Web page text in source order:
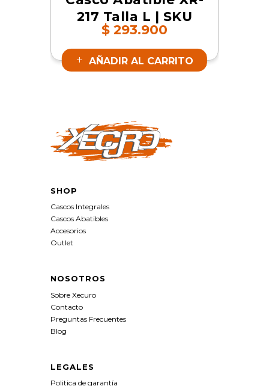
217 Talla L | SKU
17366
$ 293.900
AÑADIR AL CARRITO
SHOP
Cascos Integrales
Cascos Abatibles
Accesorios
Outlet
NOSOTROS
Sobre Xecuro
Contacto
Preguntas Frecuentes
Blog
LEGALES
Politica de garantía